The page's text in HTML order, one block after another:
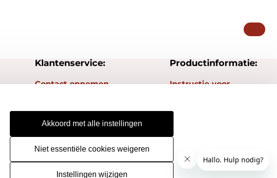
Klantenservice:
Contact opnemen
Herroepingsrecht
Retourneren
Productinformatie:
Instructie voor
Aanleverspecificaties
Akkoord met alle instellingen
Niet essentiële cookies weigeren
Instellingen wijzigen